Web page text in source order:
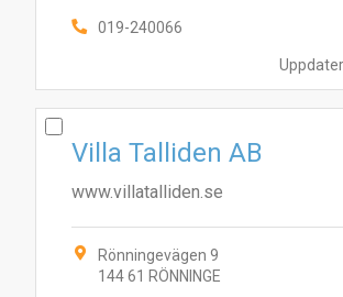
019-240066
Villa Talliden AB
www.villatalliden.se
Rönningevägen 9
144 61 RÖNNINGE